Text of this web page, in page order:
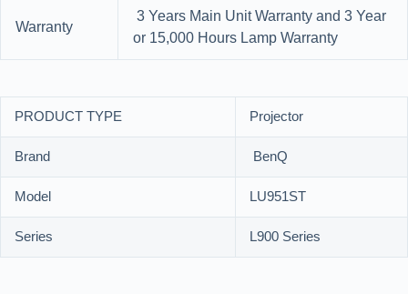
Warranty
3 Years Main Unit Warranty and 3 Year
or 15,000 Hours Lamp Warranty
PRODUCT TYPE
Projector
Brand
BenQ
Model
LU951ST
Series
L900 Series